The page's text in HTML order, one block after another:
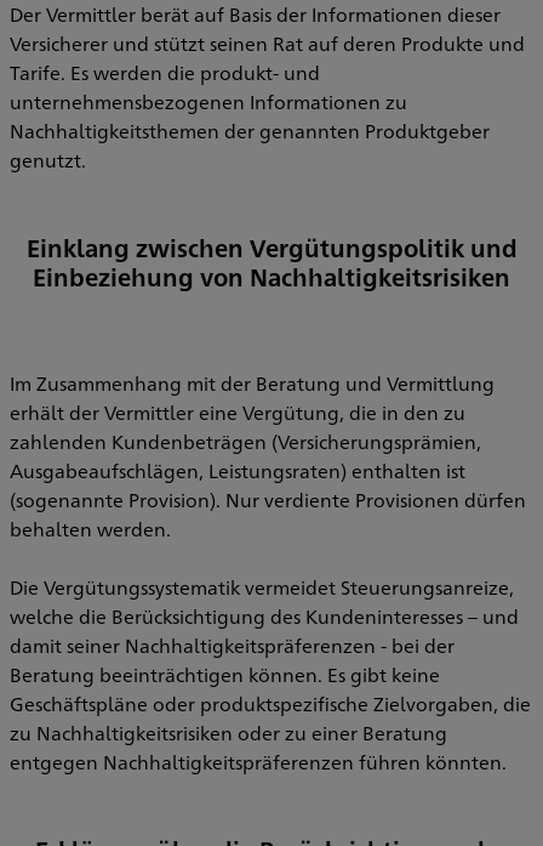
Der Vermittler berät auf Basis der Informationen dieser
Versicherer und stützt seinen Rat auf deren Produkte und
Tarife. Es werden die produkt- und
unternehmensbezogenen Informationen zu
Nachhaltigkeitsthemen der genannten Produktgeber
genutzt.
Einklang zwischen Vergütungspolitik und
Einbeziehung von Nachhaltigkeitsrisiken
Im Zusammenhang mit der Beratung und Vermittlung
erhält der Vermittler eine Vergütung, die in den zu
zahlenden Kundenbeträgen (Versicherungsprämien,
Ausgabeaufschlägen, Leistungsraten) enthalten ist
(sogenannte Provision). Nur verdiente Provisionen dürfen
behalten werden.
Die Vergütungssystematik vermeidet Steuerungsanreize,
welche die Berücksichtigung des Kundeninteresses – und
damit seiner Nachhaltigkeitspräferenzen - bei der
Beratung beeinträchtigen können. Es gibt keine
Geschäftspläne oder produktspezifische Zielvorgaben, die
zu Nachhaltigkeitsrisiken oder zu einer Beratung
entgegen Nachhaltigkeitspräferenzen führen könnten.